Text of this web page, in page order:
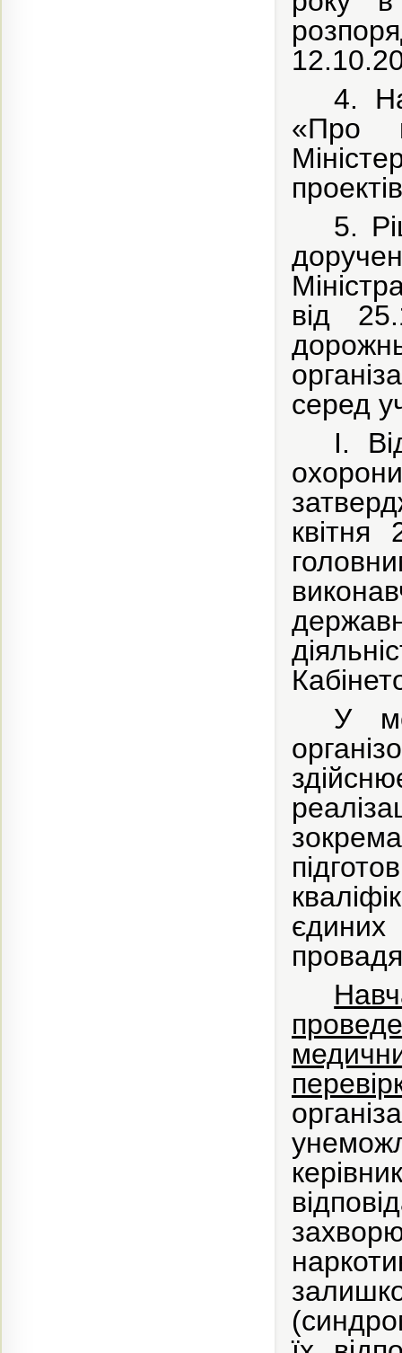
4.
«Про
5.
від
серед
І.
У